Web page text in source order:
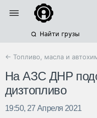
Найти грузы
← Топливо, масла и
На АЗС ДНР
дизтопливо
19:50, 27 Апреля 2021